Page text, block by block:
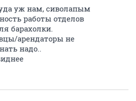
уж нам, сиволапым
работы отделов
барахолки.
арендаторы не
надо..